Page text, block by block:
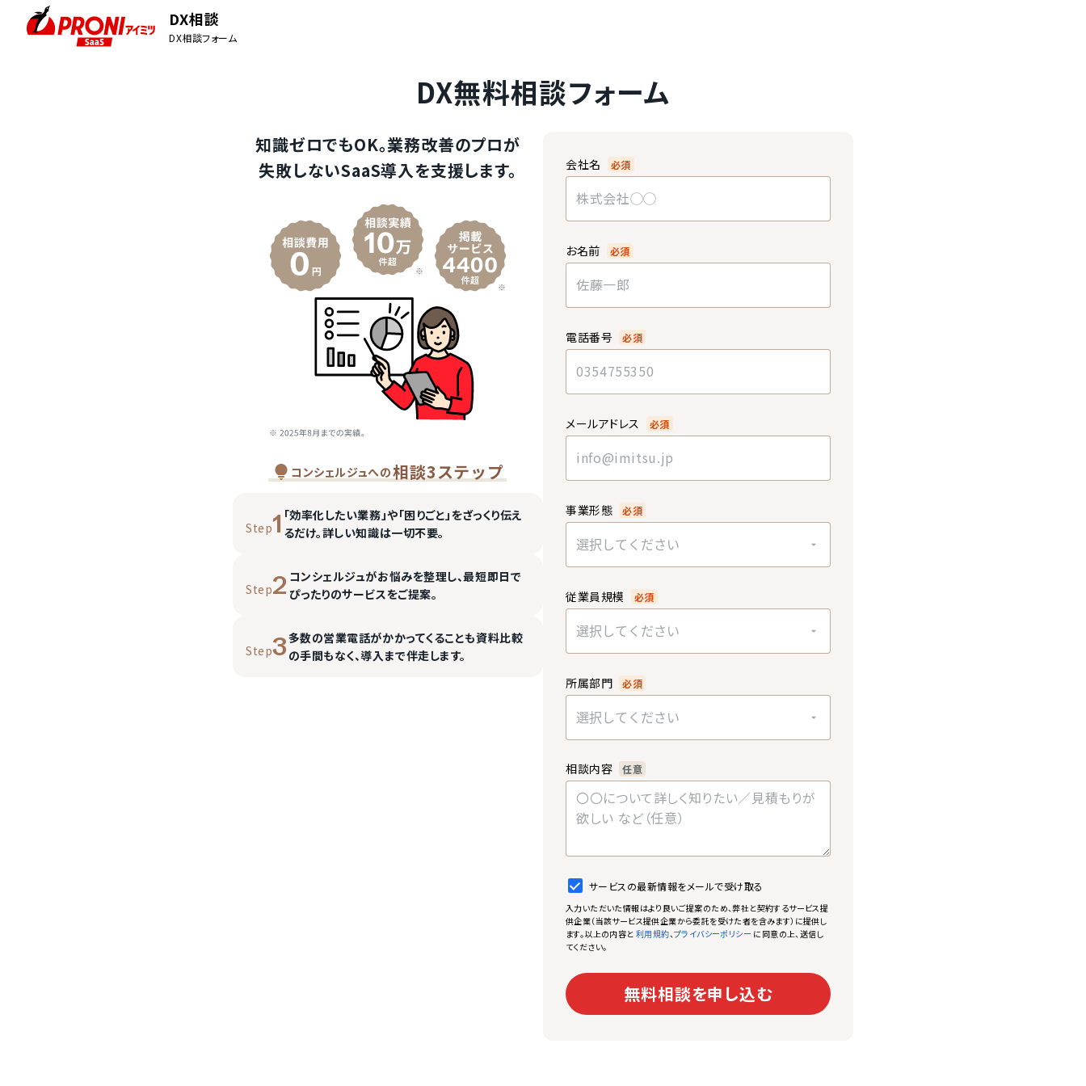
DX相談
DX相談フォーム
DX無料相談フォーム
知識ゼロでもOK。業務改善のプロが
失敗しないSaaS導入を支援します。
コンシェルジュへの相談3ステップ
Step1 「効率化したい業務」や「困りごと」をざっくり伝え
るだけ。詳しい知識は一切不要。
Step2 コンシェルジュがお悩みを整理し、最短即日で
ぴったりのサービスをご提案。
Step3多数の営業電話がかかってくることも資料比較
の手間もなく、導入まで伴走します。
会社名 必須
お名前 必須
電話番号 必須
メールアドレス 必須
事業形態 必須
選択してください
従業員規模 必須
選択してください
所属部門 必須
選択してください
相談内容 任意
サービスの最新情報をメールで受け取る
入力いただいた情報はより良いご提案のため、弊社と契約するサービス提
供企業（当該サービス提供企業から委託を受けた者を含みます）に提供し
ます。以上の内容と利用規約、プライバシーポリシー に同意の上、送信し
てください。
無料相談を申し込む